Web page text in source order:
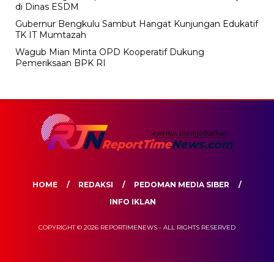
di Dinas ESDM
Gubernur Bengkulu Sambut Hangat Kunjungan Edukatif
TK IT Mumtazah
Wagub Mian Minta OPD Kooperatif Dukung
Pemeriksaan BPK RI
HOME REDAKSI
PEDOMAN MEDIA SIBER
INFO IKLAN
COPYRIGHT © 2026 REPORTIMENEWS - ALL RIGHTS RESERVED